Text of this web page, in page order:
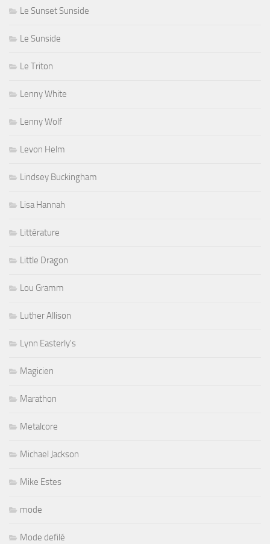
Le Sunset Sunside
Le Sunside
Le Triton
Lenny White
Lenny Wolf
Levon Helm
Lindsey Buckingham
Lisa Hannah
Littérature
Little Dragon
Lou Gramm
Luther Allison
Lynn Easterly's
Magicien
Marathon
Metalcore
Michael Jackson
Mike Estes
mode
Mode defilé